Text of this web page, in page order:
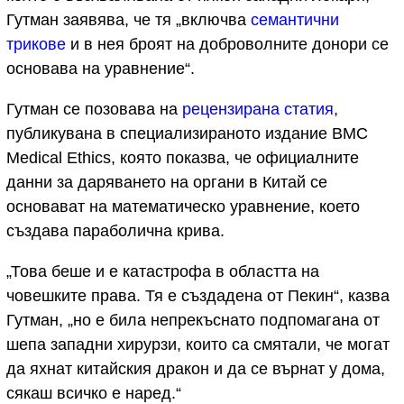
Гутман заявява, че тя „включва семантични
трикове и в нея броят на доброволните донори се
основава на уравнение“.
Гутман се позовава на рецензирана статия,
публикувана в специализираното издание BMC
Medical Ethics, която показва, че официалните
данни за даряването на органи в Китай се
основават на математическо уравнение, което
създава параболична крива.
„Това беше и е катастрофа в областта на
човешките права. Тя е създадена от Пекин“, казва
Гутман, „но е била непрекъснато подпомагана от
шепа западни хирурзи, които са смятали, че могат
да яхнат китайския дракон и да се върнат у дома,
сякаш всичко е наред.“